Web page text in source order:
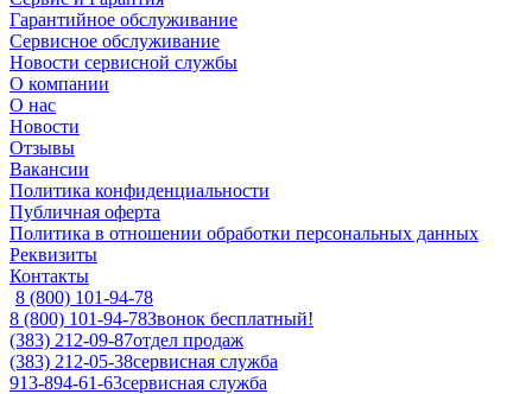
Гарантийное обслуживание
Сервисное обслуживание
Новости сервисной службы
О компании
О нас
Новости
Отзывы
Вакансии
Политика конфиденциальности
Публичная оферта
Политика в отношении обработки персональных данных
Реквизиты
Контакты
8 (800) 101-94-78
8 (800) 101-94-78Звонок бесплатный!
(383) 212-09-87отдел продаж
(383) 212-05-38сервисная служба
913-894-61-63сервисная служба